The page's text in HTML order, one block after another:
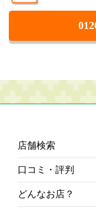
店舗検索
口コミ・評判
どんなお店？